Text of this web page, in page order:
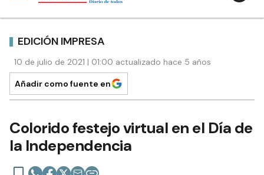
EDICIÓN IMPRESA
10 de julio de 2021 | 01:00 actualizado hace 5 años
Añadir como fuente en
Colorido festejo virtual en el Día de
la Independencia